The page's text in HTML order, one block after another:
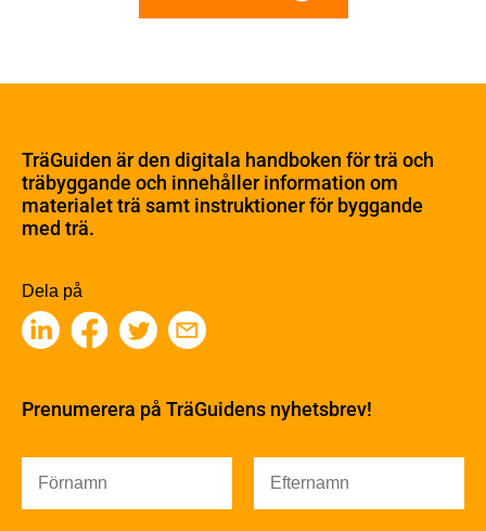
Skogsbruk
Barrträdets uppbyggnad
Träets egenskaper och kvalitet
Träbaserade produkter
Kemisk behandling
Fakta om Limträ
Värmeisolering och lufttäthet
Ljud
Brandsäkerhet
Brandsäkerhet
TräGuiden är den digitala handboken för trä och
träbyggande och innehåller information om
materialet trä samt instruktioner för byggande
med trä.
Dela på
Prenumerera på TräGuidens nyhetsbrev!